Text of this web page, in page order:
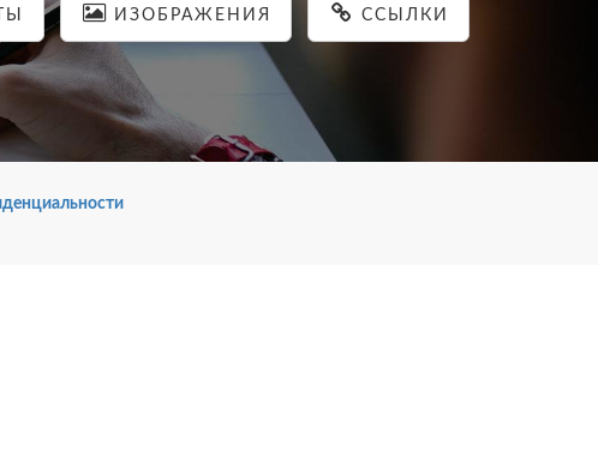
ИЗОБРАЖЕНИЯ ССЫЛКИ